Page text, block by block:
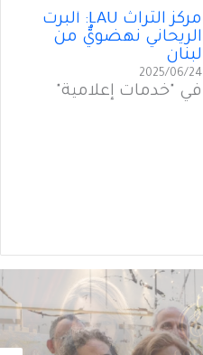
مركز التراث LAU: أَلبرت
الريحاني نهضويٌّ من
لبنان
2025/06/24
في "خدمات إعلامية"